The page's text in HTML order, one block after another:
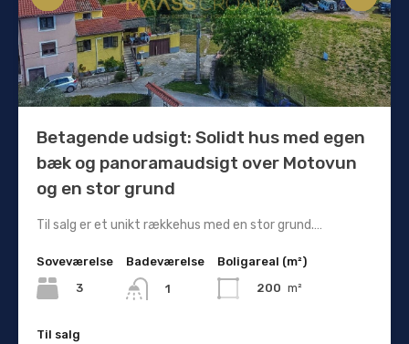
Betagende udsigt: Solidt hus med egen
bæk og panoramaudsigt over Motovun
og en stor grund
Til salg er et unikt rækkehus med en stor grund.…
Soveværelse
3
Badeværelse
1
Boligareal (m²)
200 m²
Til salg